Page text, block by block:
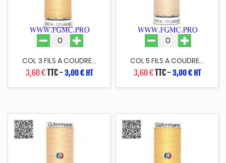
COL 3 FILS A COUDRE...
3,60 €TTC-3,00 € HT
COL 5 FILS A COUDRE...
3,60 €TTC-3,00 € HT